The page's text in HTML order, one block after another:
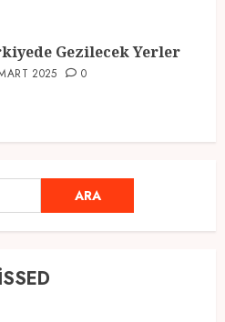
Gezilecek Yerler
2025 0
Ayı 2025: Manevi
ve Özel Hazırlıklar
ARA